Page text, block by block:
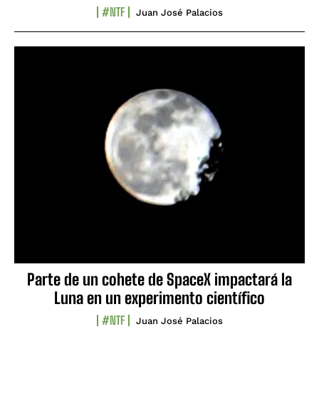
#NTF Juan José Palacios
Parte de un cohete de SpaceX impactará la
Luna en un experimento científico
#NTF Juan José Palacios